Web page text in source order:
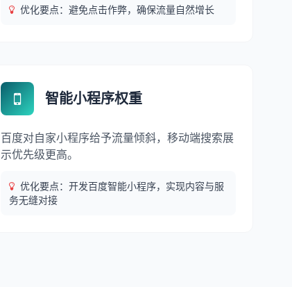
优化要点：避免点击作弊，确保流量自然增长
智能小程序权重
百度对自家小程序给予流量倾斜，移动端搜索展
示优先级更高。
优化要点：开发百度智能小程序，实现内容与服
务无缝对接